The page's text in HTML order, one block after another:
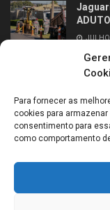
Para fornecer as
cookies para
consentimento para
como comportamento
às
JULHO